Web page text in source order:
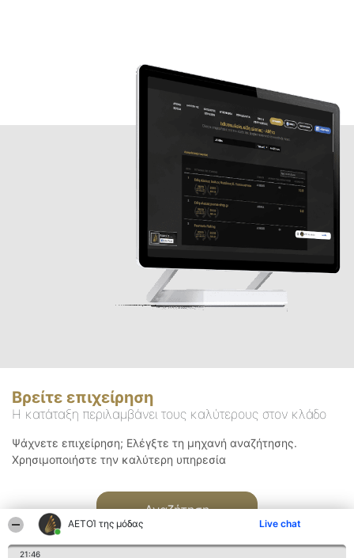
ΑΕΤΟΊ της μόδας Live chat
21:46
Βρείτε επιχείρηση
Η κατάταξη περιλαμβάνει τους καλύτερους στον κλάδο
Ψάχνετε επιχείρηση; Ελέγξτε τη μηχανή αναζήτησης.
Χρησιμοποιήστε την καλύτερη υπηρεσία
Αναζήτηση